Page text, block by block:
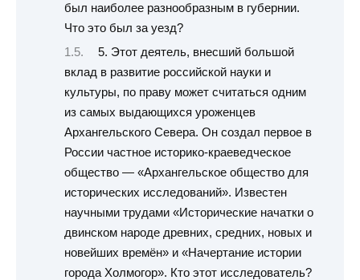
был наиболее разнообразным в губернии.
Что это был за уезд?
5. Этот деятель, внесший большой
вклад в развитие российской науки и
культуры, по праву может считаться одним
из самых выдающихся уроженцев
Архангельского Севера. Он создал первое в
России частное историко-краеведческое
общество — «Архангельское общество для
исторических исследований». Известен
научными трудами «Исторические начатки о
двинском народе древних, средних, новых и
новейших времён» и «Начертание истории
города Холмогор». Кто этот исследователь?